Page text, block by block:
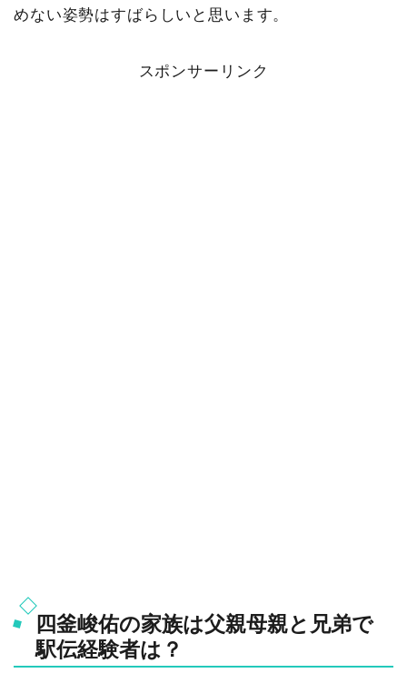
めない姿勢はすばらしいと思います。
スポンサーリンク
四釜峻佑の家族は父親母親と兄弟で
駅伝経験者は？